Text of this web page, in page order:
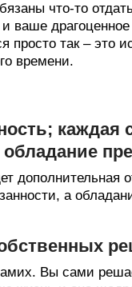
что-то
ваше
так – это
времени.
каждая
дополнительная
а
Вы сами